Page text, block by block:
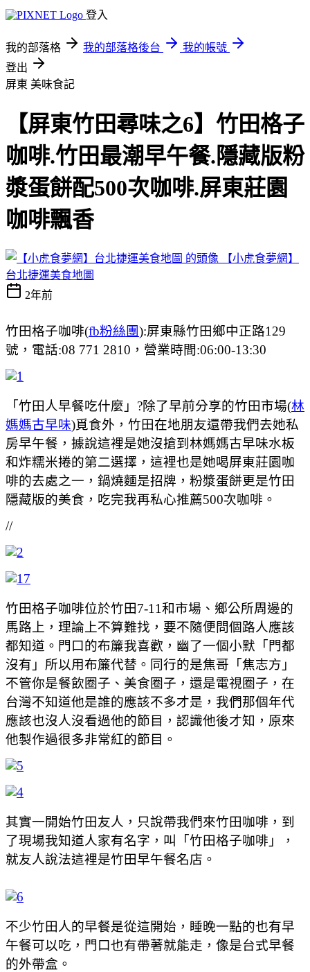
登入
我的部落格 我的部落格後台
我的帳號
登出
屏東 美味食記
【屏東竹田尋味之6】竹田格子
咖啡.竹田最潮早午餐.隱藏版粉
漿蛋餅配500次咖啡.屏東莊園
咖啡飄香
【小虎食夢網】
台北捷運美食地圖
2年前
竹田格子咖啡(fb粉絲團):屏東縣竹田鄉中正路129
號，電話:08 771 2810，營業時間:06:00-13:30
「竹田人早餐吃什麼」?除了早前分享的竹田市場(林
媽媽古早味)覓食外，竹田在地朋友還帶我們去她私
房早午餐，據說這裡是她沒搶到林媽媽古早味水板
和炸糯米捲的第二選擇，這裡也是她喝屏東莊園咖
啡的去處之一，鍋燒麵是招牌，粉漿蛋餅更是竹田
隱藏版的美食，吃完我再私心推薦500次咖啡。
//
竹田格子咖啡位於竹田7-11和市場、鄉公所周邊的
馬路上，理論上不算難找，要不隨便問個路人應該
都知道。門口的布簾我喜歡，幽了一個小默「門都
沒有」所以用布簾代替。同行的是焦哥「焦志方」
不管你是餐飲圈子、美食圈子，還是電視圈子，在
台灣不知道他是誰的應該不多才是，我們那個年代
應該也沒人沒看過他的節目，認識他後才知，原來
他製作過很多非常紅的節目。
其實一開始竹田友人，只說帶我們來竹田咖啡，到
了現場我知道人家有名字，叫「竹田格子咖啡」，
就友人說法這裡是竹田早午餐名店。
不少竹田人的早餐是從這開始，睡晚一點的也有早
午餐可以吃，門口也有帶著就能走，像是台式早餐
的外帶盒。